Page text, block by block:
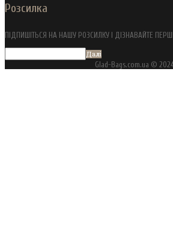
Розсилка
ПІДПИШІТЬСЯ НА НАШУ РОЗСИЛКУ І ДІЗНАВАЙТЕ
Далі
Glad-Bags.com.ua ©